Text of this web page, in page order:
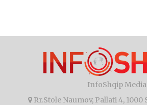
InfoShqip Media
Rr.Stole Naumov, Pallati 4,